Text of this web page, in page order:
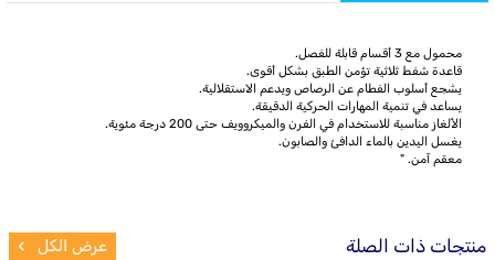
محمول مع 3 أقسام قابلة للفصل.
قاعدة شفط ثلاثية تؤمن الطبق بشكل أقوى.
يشجع أسلوب الفطام عن الرصاص ويدعم الاستقلالية.
يساعد في تنمية المهارات الحركية الدقيقة.
الألغاز مناسبة للاستخدام في الفرن والميكروويف حتى 200 درجة مئوية.
يغسل اليدين بالماء الدافئ والصابون.
معقم آمن. "
منتجات ذات الصلة عرض الكل